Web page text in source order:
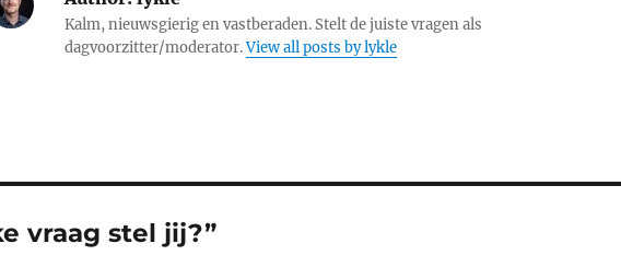
Kalm, nieuwsgierig en vastberaden. Stelt de juiste vragen als
dagvoorzitter/moderator.View all posts by lykle
vraag stel jij?”